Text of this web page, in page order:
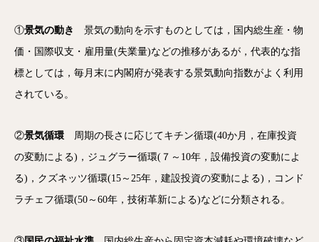
①景気の動き
景気の動向を示すものとしては，国内総生産・物
価・国際収支・雇用量(失業量)などの推移があるが，代表的な指
標としては，毎月末に内閣府が発表する景気動向指数がよく利用
されている。
②景気循環 周期の長さに応じてキチン循環(40か月，在庫投資
の変動による)，ジュグラー循環(７～10年，設備投資の変動によ
る)，クズネッツ循環(15～25年，建設投資の変動による)，コンド
ラチェフ循環(50～60年，技術革新による)などに分類される。